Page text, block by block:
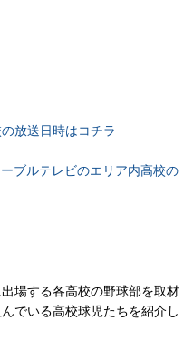
放送日時はコチラ
ブルテレビのエリア内高校の
場する各高校の野球部を取材
でいる高校球児たちを紹介し